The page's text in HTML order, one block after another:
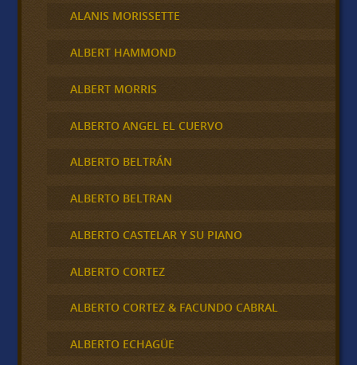
ALANIS MORISSETTE
ALBERT HAMMOND
ALBERT MORRIS
ALBERTO ANGEL EL CUERVO
ALBERTO BELTRÁN
ALBERTO BELTRAN
ALBERTO CASTELAR Y SU PIANO
ALBERTO CORTEZ
ALBERTO CORTEZ & FACUNDO CABRAL
ALBERTO ECHAGÜE